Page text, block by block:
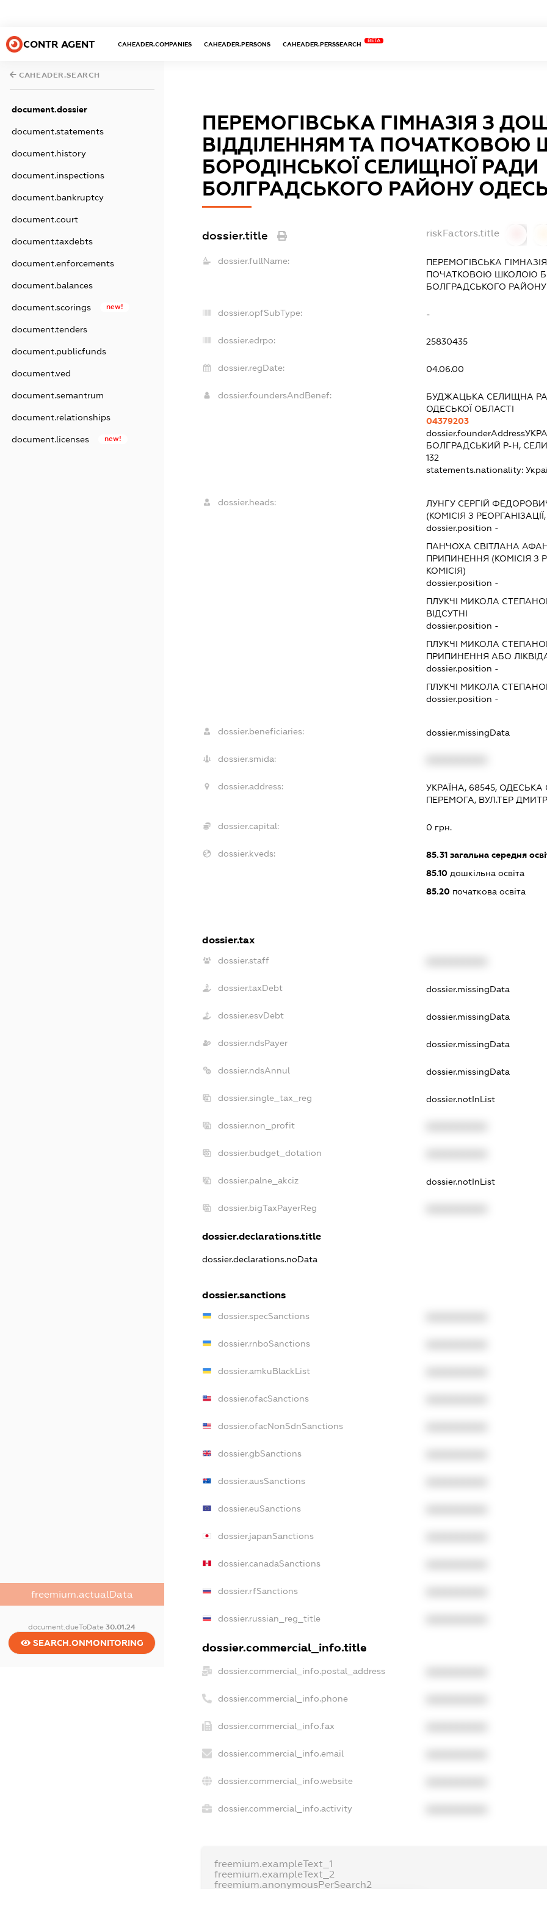
CONTR AGENT CAHEADER.COMPANIES CAHEADER.PERSONS CAHEADER.PERSSEARCH
BETA
CAHEADER.SEARCH
document.dossier
document.statements
document.history
document.inspections
document.bankruptcy
document.court
document.taxdebts
document.enforcements
document.balances
document.scorings new!
document.tenders
document.publicfunds
document.ved
document.semantrum
document.relationships
document.licenses new!
freemium.actualData
document.dueToDate30.01.24
SEARCH.ONMONITORING
ПЕРЕМОГІВСЬКА ГІМНАЗІЯ З
ВІДДІЛЕННЯМ ТА
БОРОДІНСЬКОЇ СЕЛИЩНОЇ РАДИ
БОЛГРАДСЬКОГО РАЙОНУ
dossier.title riskFactors.title
dossier.fullName:
ПЕРЕМОГІВСЬКА
ПОЧАТКОВОЮ ШКОЛОЮ
БОЛГРАДСЬКОГО РАЙОНУ
dossier.opfSubType: -
dossier.edrpo: 25830435
dossier.regDate: 04.06.00
dossier.foundersAndBenef:
БУДЖАЦЬКА СЕЛИЩНА
ОДЕСЬКОЇ ОБЛАСТІ
04379203
dossier.founderAddress
БОЛГРАДСЬКИЙ Р-Н,
132
statements.nationality:
dossier.heads:
ЛУНГУ СЕРГІЙ
(КОМІСІЯ З
dossier.position -
ПАНЧОХА СВІТЛАНА
ПРИПИНЕННЯ (КОМІСІЯ З
КОМІСІЯ)
dossier.position -
ПЛУКЧІ МИКОЛА
ВІДСУТНІ
dossier.position -
ПЛУКЧІ МИКОЛА
ПРИПИНЕННЯ АБО
dossier.position -
ПЛУКЧІ МИКОЛА
dossier.position -
dossier.beneficiaries: dossier.missingData
dossier.smida:
dossier.address:
УКРАЇНА, 68545,
ПЕРЕМОГА, ВУЛ.ТЕР
dossier.capital: 0 грн.
dossier.kveds: 85.31 загальна середня
85.10 дошкільна освіта
85.20 початкова освіта
dossier.tax
dossier.staff
dossier.taxDebt dossier.missingData
dossier.esvDebt dossier.missingData
dossier.ndsPayer dossier.missingData
dossier.ndsAnnul dossier.missingData
dossier.single_tax_reg dossier.notInList
dossier.non_profit
dossier.budget_dotation
dossier.palne_akciz dossier.notInList
dossier.bigTaxPayerReg
dossier.declarations.title
dossier.declarations.noData
dossier.sanctions
dossier.specSanctions
dossier.rnboSanctions
dossier.amkuBlackList
dossier.ofacSanctions
dossier.ofacNonSdnSanctions
dossier.gbSanctions
dossier.ausSanctions
dossier.euSanctions
dossier.japanSanctions
dossier.canadaSanctions
dossier.rfSanctions
dossier.russian_reg_title
dossier.commercial_info.title
dossier.commercial_info.postal_address
dossier.commercial_info.phone
dossier.commercial_info.fax
dossier.commercial_info.email
dossier.commercial_info.website
dossier.commercial_info.activity
freemium.exampleText_1
freemium.exampleText_2
freemium.anonymousPerSearch2